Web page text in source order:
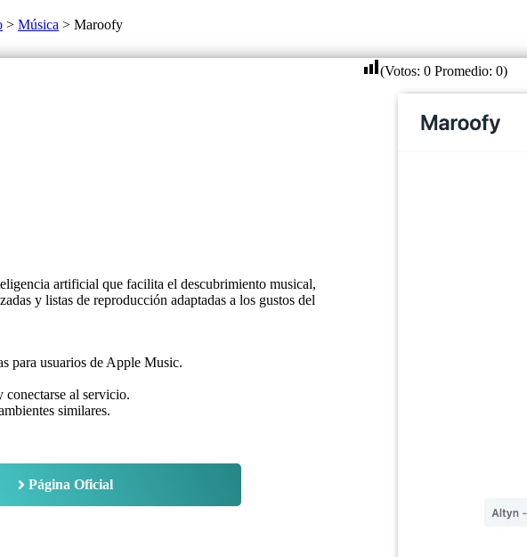
> Música > Maroofy
artificial que facilita el descubrimiento musical,
y listas de reproducción adaptadas a los gustos del
para usuarios de Apple Music.
conectarse al servicio.
similares.
Página Oficial
(Votos: 0 Promedio: 0)